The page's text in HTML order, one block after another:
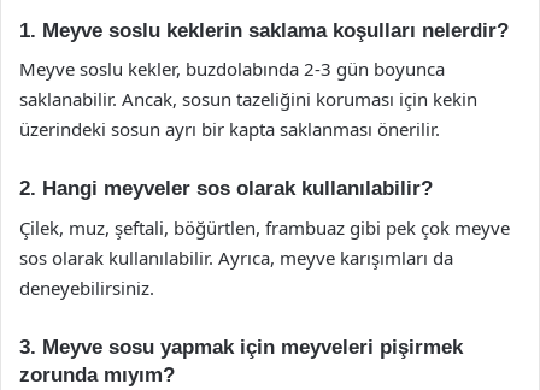
1. Meyve soslu keklerin saklama koşulları nelerdir?
Meyve soslu kekler, buzdolabında 2-3 gün boyunca
saklanabilir. Ancak, sosun tazeliğini koruması için kekin
üzerindeki sosun ayrı bir kapta saklanması önerilir.
2. Hangi meyveler sos olarak kullanılabilir?
Çilek, muz, şeftali, böğürtlen, frambuaz gibi pek çok meyve
sos olarak kullanılabilir. Ayrıca, meyve karışımları da
deneyebilirsiniz.
3. Meyve sosu yapmak için meyveleri pişirmek
zorunda mıyım?